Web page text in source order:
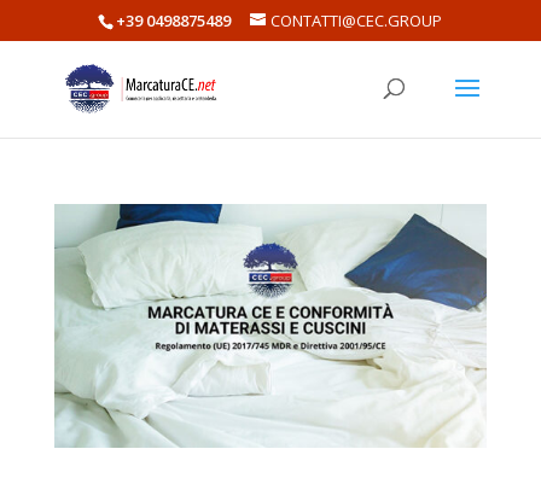
+39 0498875489 CONTATTI@CEC.GROUP